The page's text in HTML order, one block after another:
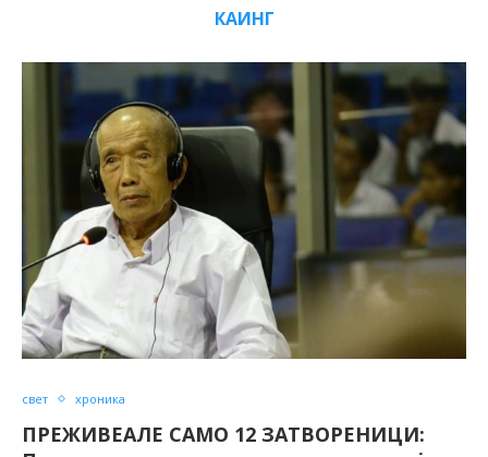
КАИНГ
свет хроника
ПРЕЖИВЕАЛЕ САМО 12 ЗАТВОРЕНИЦИ: